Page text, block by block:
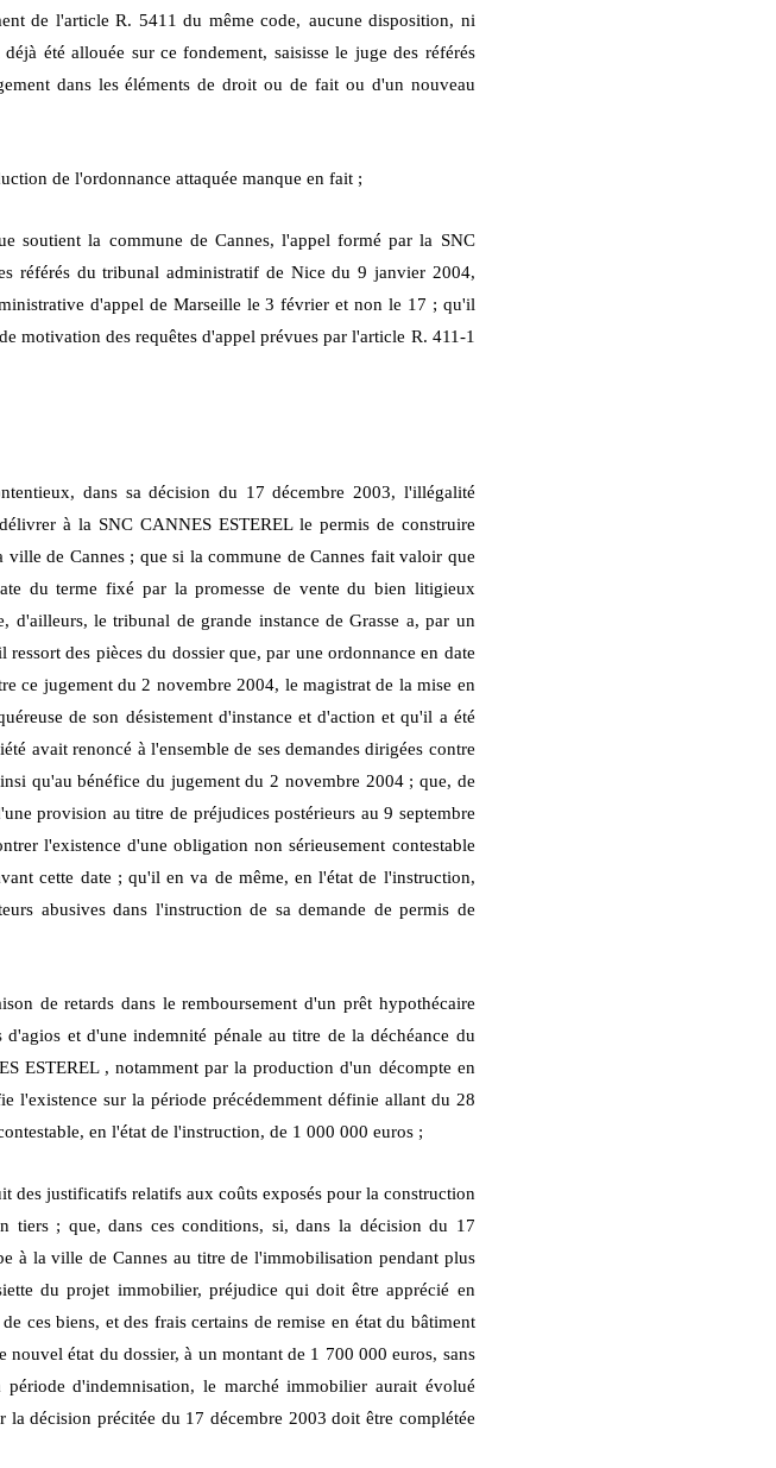
de l'article R. 5411 du même code, aucune disposition, ni
été allouée sur ce fondement, saisisse le juge des référés
dans les éléments de droit ou de fait ou d'un nouveau
de l'ordonnance attaquée manque en fait ;
soutient la commune de Cannes, l'appel formé par la SNC
référés du tribunal administratif de Nice du 9 janvier 2004,
d'appel de Marseille le 3 février et non le 17 ; qu'il
motivation des requêtes d'appel prévues par l'article R. 411-1
dans sa décision du 17 décembre 2003, l'illégalité
à la SNC CANNES ESTEREL le permis de construire
de Cannes ; que si la commune de Cannes fait valoir que
du terme fixé par la promesse de vente du bien litigieux
d'ailleurs, le tribunal de grande instance de Grasse a, par un
des pièces du dossier que, par une ordonnance en date
ce jugement du 2 novembre 2004, le magistrat de la mise en
de son désistement d'instance et d'action et qu'il a été
avait renoncé à l'ensemble de ses demandes dirigées contre
qu'au bénéfice du jugement du 2 novembre 2004 ; que, de
provision au titre de préjudices postérieurs au 9 septembre
l'existence d'une obligation non sérieusement contestable
cette date ; qu'il en va de même, en l'état de l'instruction,
abusives dans l'instruction de sa demande de permis de
de retards dans le remboursement d'un prêt hypothécaire
et d'une indemnité pénale au titre de la déchéance du
ESTEREL , notamment par la production d'un décompte en
l'existence sur la période précédemment définie allant du 28
en l'état de l'instruction, de 1 000 000 euros ;
des justificatifs relatifs aux coûts exposés pour la construction
tiers ; que, dans ces conditions, si, dans la décision du 17
à la ville de Cannes au titre de l'immobilisation pendant plus
du projet immobilier, préjudice qui doit être apprécié en
ces biens, et des frais certains de remise en état du bâtiment
état du dossier, à un montant de 1 700 000 euros, sans
d'indemnisation, le marché immobilier aurait évolué
décision précitée du 17 décembre 2003 doit être complétée